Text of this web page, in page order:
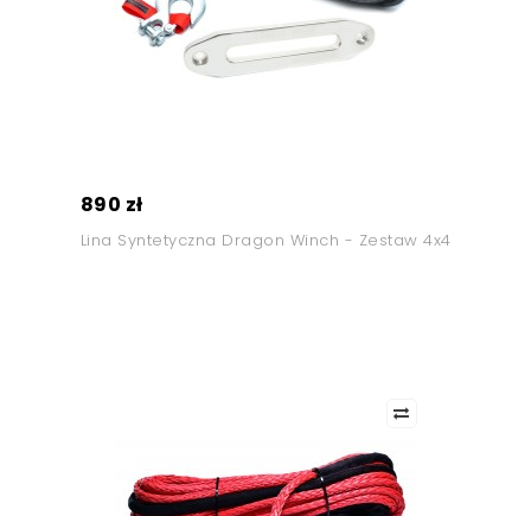
890 zł
Lina Syntetyczna Dragon Winch - Zestaw 4x4